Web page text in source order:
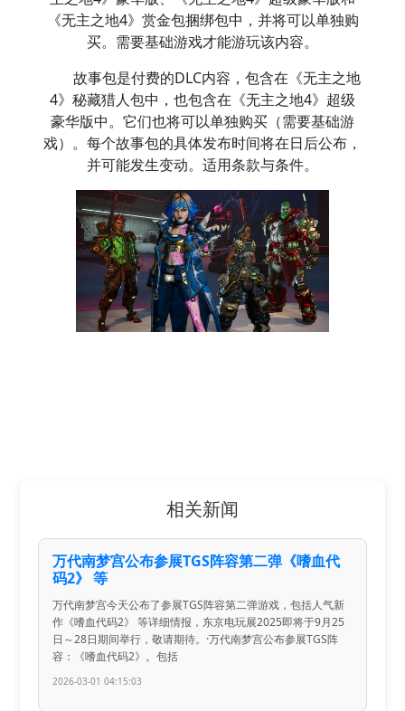
《无主之地4》赏金包捆绑包中，并将可以单独购
买。需要基础游戏才能游玩该内容。
故事包是付费的DLC内容，包含在《无主之地
4》秘藏猎人包中，也包含在《无主之地4》超级
豪华版中。它们也将可以单独购买（需要基础游
戏）。每个故事包的具体发布时间将在日后公布，
并可能发生变动。适用条款与条件。
相关新闻
万代南梦宫公布参展TGS阵容第二弹《嗜血代
码2》 等
万代南梦宫今天公布了参展TGS阵容第二弹游戏，包括人气新
作《嗜血代码2》 等详细情报，东京电玩展2025即将于9月25
日～28日期间举行，敬请期待。·万代南梦宫公布参展TGS阵
容：《嗜血代码2》。包括
2026-03-01 04:15:03